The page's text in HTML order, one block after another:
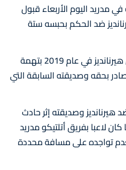
مدريد اليوم الأربعاء قبول
ضد الحكم بحبسه ستة
وكان الحكم قد صدر بحق هيرنانديز في عام 2019 بتهمة
بحقه وصديقته السابقة التي
وصديقته إثر حادث
2017، عندما كان لاعبا بفريق أتلتيكو مدريد
تواجده على مسافة محددة